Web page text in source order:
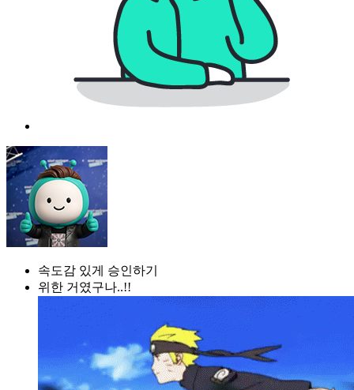
속도감 있게 승인하기
위한 거였구나..!!